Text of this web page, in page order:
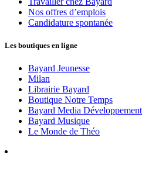
Nos offres d’emplois
Candidature spontanée
Les boutiques en ligne
Bayard Jeunesse
Milan
Librairie Bayard
Boutique Notre Temps
Bayard Media Développement
Bayard Musique
Le Monde de Théo